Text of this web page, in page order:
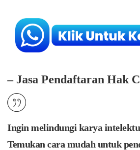
– Jasa Pendaftaran Hak
Ingin melindungi karya
Temukan cara mudah untuk